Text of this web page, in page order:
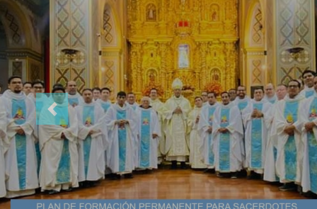
Direcciòn11
Ulloa N24-109 y
Colón, Torre 1
segundo piso. Quito
Ecuador